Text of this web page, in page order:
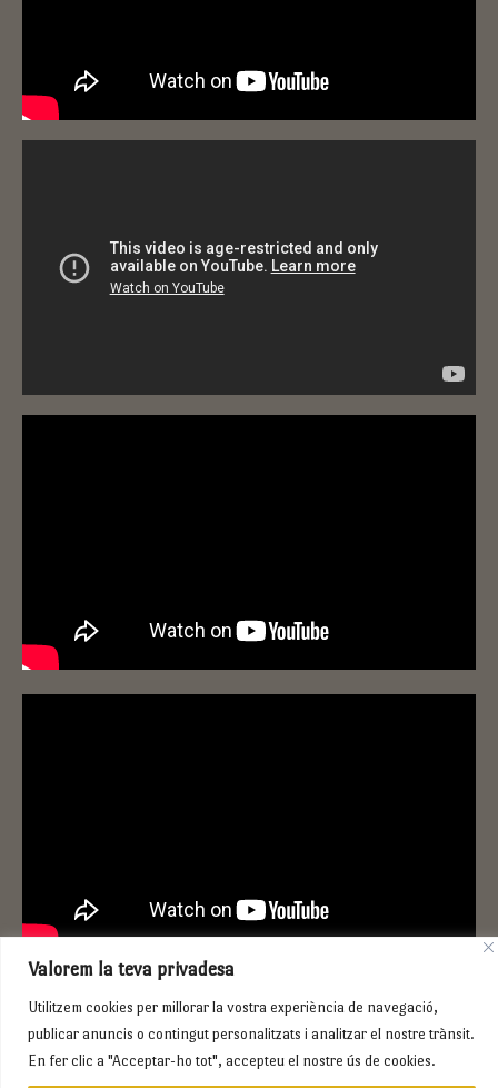
Valorem la teva privadesa
Utilitzem cookies per millorar la vostra experiència de navegació,
publicar anuncis o contingut personalitzats i analitzar el nostre trànsit.
En fer clic a "Acceptar-ho tot", accepteu el nostre ús de cookies.
Copyright © 2026 PASCUAL MORANT